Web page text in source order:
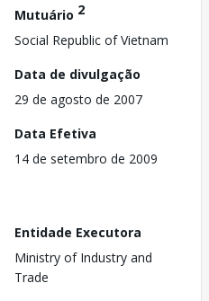
Mutuário 2
Social Republic of Vietnam
Data de divulgação
29 de agosto de 2007
Data Efetiva
14 de setembro de 2009
Entidade Executora
Ministry of Industry and
Trade